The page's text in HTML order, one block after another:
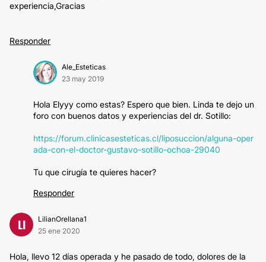
experiencia,Gracias
Responder
Ale_Esteticas
23 may 2019
Hola Elyyy como estas? Espero que bien. Linda te dejo un
foro con buenos datos y experiencias del dr. Sotillo:
https://forum.clinicasesteticas.cl/liposuccion/alguna-oper
ada-con-el-doctor-gustavo-sotillo-ochoa-29040
Tu que cirugía te quieres hacer?
Responder
LI
LilianOrellana1
25 ene 2020
Hola, llevo 12 días operada y he pasado de todo, dolores de la